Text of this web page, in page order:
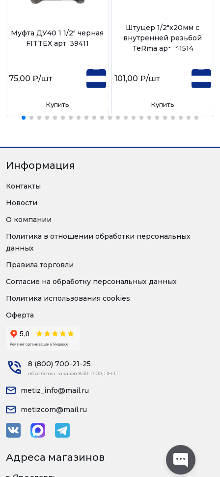
Муфта ДУ40 1 1/2" черная
FITTEX арт. 39411
75,00 ₽/шт
Купить
Штуцер 1/2"х20мм с
внутренней резьбой
TeRma арт. 41514
101,00 ₽/шт
Купить
Информация
Контакты
Новости
О компании
Политика в отношении обработки персональных
данных
Правила торговли
Согласие на обработку персональных данных
Политика использования cookies
Оферта
8 (800) 700-21-25
обработка заказов 8:30-17:00, ПН-ПТ
metiz_info@mail.ru
metizcom@mail.ru
Адреса магазинов